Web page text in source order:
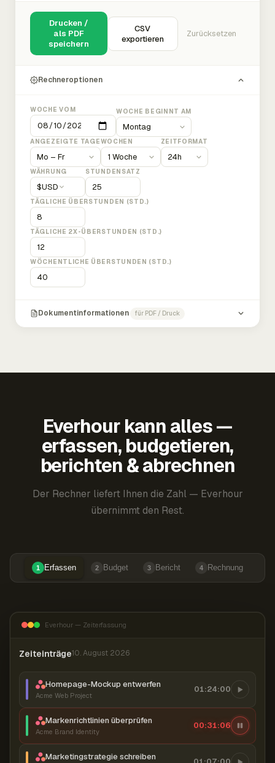
Drucken /
als PDF
speichern
CSV
exportieren
Zurücksetzen
Rechneroptionen
WOCHE VOM WOCHE BEGINNT AM
ANGEZEIGTE TAGEWOCHEN ZEITFORMAT
WÄHRUNG
$USD
STUNDENSATZ
TÄGLICHE ÜBERSTUNDEN (STD.)
TÄGLICHE 2X-ÜBERSTUNDEN (STD.)
WÖCHENTLICHE ÜBERSTUNDEN (STD.)
Dokumentinformationen für PDF / Druck
Everhour kann alles —
erfassen, budgetieren,
berichten & abrechnen
Der Rechner liefert Ihnen die Zahl — Everhour
übernimmt den Rest.
1 Erfassen 2 Budget 3 Bericht 4 Rechnung
Everhour — Zeiterfassung
Zeiteinträge10. August 2026
Homepage-Mockup entwerfen
Acme Web Project
01:24:00
Markenrichtlinien überprüfen
Acme Brand Identity
00:31:07
Marketingstrategie schreiben